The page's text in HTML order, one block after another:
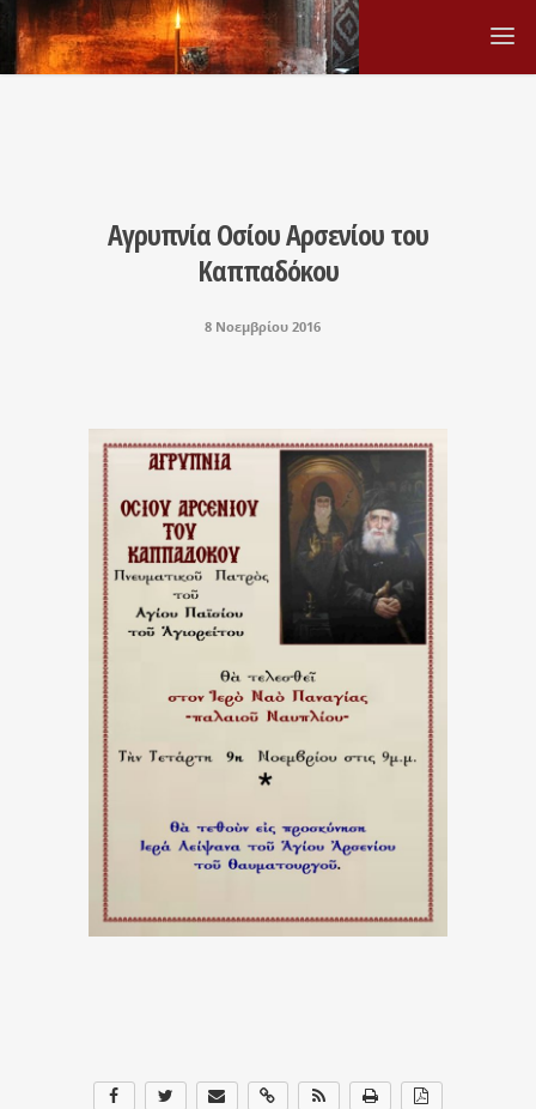
Αγρυπνία Οσίου Αρσενίου του
Καππαδόκου
8 Νοεμβρίου 2016